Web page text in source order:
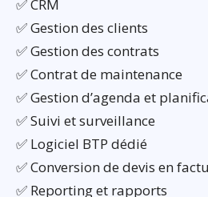
✅ CRM
✅ Gestion des clients
✅ Gestion des contrats
✅ Contrat de maintenance
✅ Gestion d’agenda et
✅ Suivi et surveillance
✅ Logiciel BTP dédié
✅ Conversion de devis en
✅ Reporting et rapports